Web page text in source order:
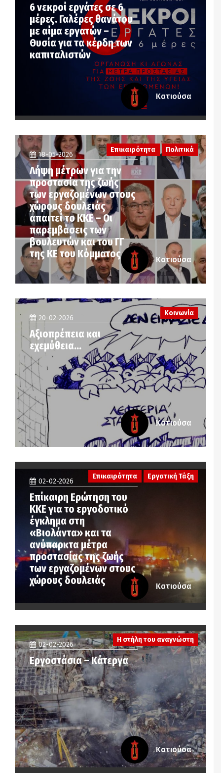
6 νεκροί εργάτες σε 6
μέρες. Γαλέρες θανάτου
με αίμα εργατών –
Θυσία για τα κέρδη των
καπιταλιστών
Κατιούσα
18-05-2026
Λήψη μέτρων για την
προστασία της ζωής
των εργαζομένων στους
χώρους δουλειάς
απαιτεί το ΚΚΕ – Οι
παρεμβάσεις των
βουλευτών και του ΓΓ
της ΚΕ του Κόμματος
Επικαιρότητα Πολιτικά
Κατιούσα
20-02-2026
Αξιοπρέπεια και
εχεμύθεια…
Κοινωνία
Κατιούσα
02-02-2026
Επίκαιρη Ερώτηση του
ΚΚΕ για το εργοδοτικό
έγκλημα στη
«Βιολάντα» και τα
ανύπαρκτα μέτρα
προστασίας της ζωής
των εργαζομένων στους
χώρους δουλειάς
Επικαιρότητα Εργατική Τάξη
Κατιούσα
02-02-2026
Εργοστάσια – Κάτεργα
Η στήλη του αναγνώστη
Κατιούσα